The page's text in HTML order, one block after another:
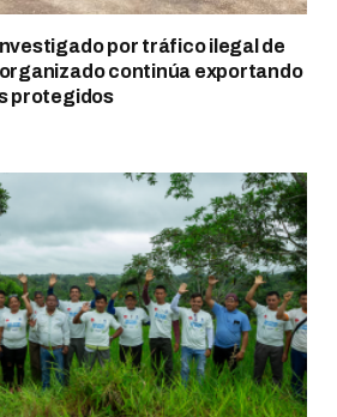
por tráfico ilegal de
continúa exportando
protegidos